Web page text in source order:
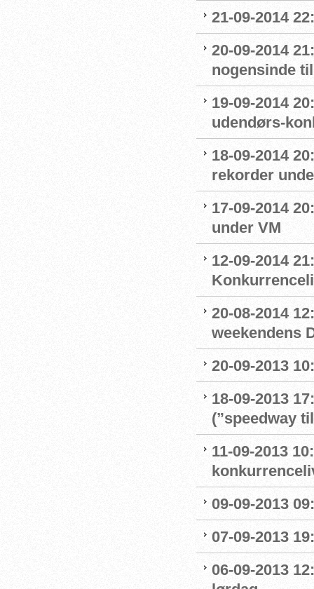
21-09-2014
20-09-2014
nogensinde
19-09-2014
udendørs-
18-09-2014
rekorder
17-09-2014
under VM
12-09-2014
20-08-2014
weekendens
20-09-2013
18-09-2013
(”speedway
11-09-2013
09-09-2013
07-09-2013
06-09-2013